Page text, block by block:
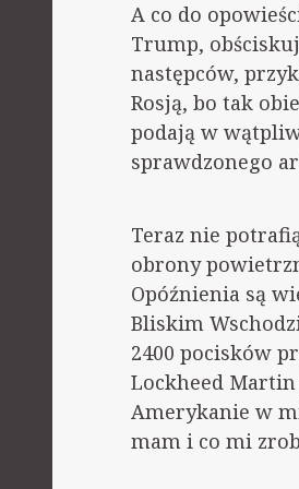
A co do
Trump,
następców,
Rosją, bo tak
podają w
sprawdzonego
Teraz nie
obrony
Opóźnienia są
Bliskim
2400 pocisków
Lockheed
Amerykanie w
mam i co mi